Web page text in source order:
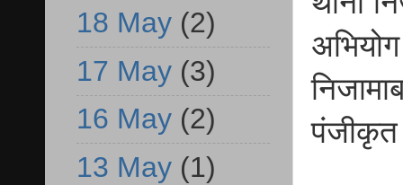
पंजीकृत
18 May (2)
17 May (3)
16 May (2)
13 May (1)